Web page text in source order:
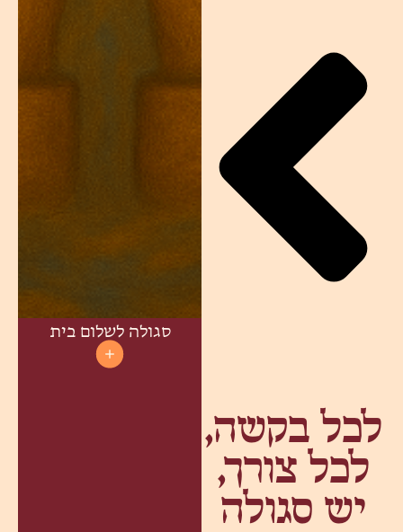
לכל בקשה,
לכל צורך,
יש סגולה
סגולה לשלום בית